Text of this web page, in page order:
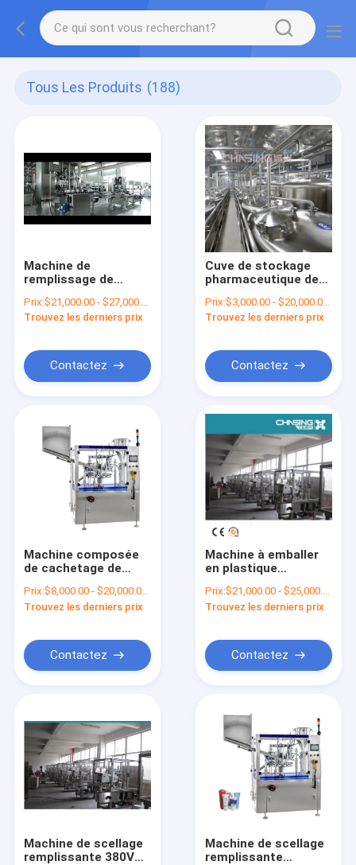
Tous Les Produits (188)
Machine de
remplissage de
automatique de l'eau
2000BPH
Prix:$21,000.00 - $27,000.00/Sets
Trouvez les derniers prix
Contactez
Cuve de stockage
pharmaceutique de
inoxydable 100000
litres
Prix:$3,000.00 - $20,000.00/Sets
Trouvez les derniers prix
Contactez
Machine composée
de cachetage de
de cosmétiques
automatiques pour la
Prix:$8,000.00 - $20,000.00/Sets
Trouvez les derniers prix
Contactez
Machine à emballer
en plastique
de machine de
cachetage de tube
Prix:$21,000.00 - $25,000.00/Sets
Trouvez les derniers prix
Contactez
Machine de scellage
remplissante 380V
Machine de scellage
remplissante